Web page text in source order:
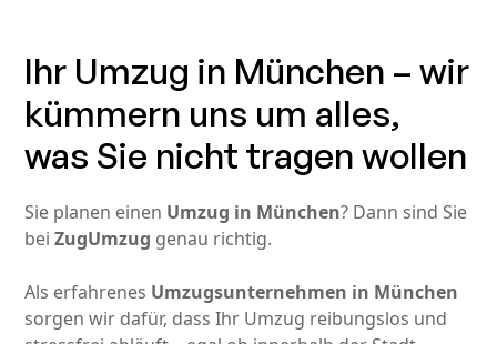
Ihr Umzug in München – wir
kümmern uns um alles,
was Sie nicht tragen wollen
Sie planen einen Umzug in München? Dann sind Sie
beiZugUmzug genau richtig.
Als erfahrenes Umzugsunternehmen in München
sorgen wir dafür, dass Ihr Umzug reibungslos und